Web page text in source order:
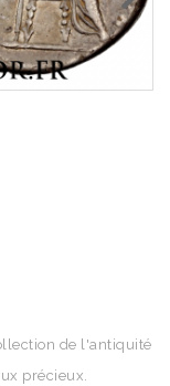
de l'antiquité
précieux.